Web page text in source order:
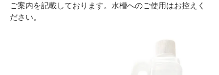
ご案内を記載しております。水槽へのご使用はお控えく
ださい。